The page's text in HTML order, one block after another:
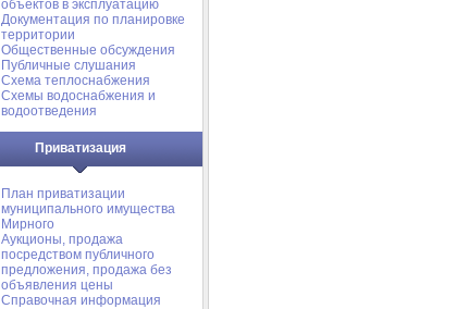
объектов в эксплуатацию
Документация по планировке
территории
Общественные обсуждения
Публичные слушания
Схема теплоснабжения
Схемы водоснабжения и
водоотведения
Приватизация
План приватизации
муниципального имущества
Мирного
Аукционы, продажа
посредством публичного
предложения, продажа без
объявления цены
Справочная информация